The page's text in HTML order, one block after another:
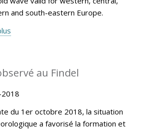
and south-eastern Europe.
au Findel
du 1er octobre 2018, la situation
a favorisé la formation et